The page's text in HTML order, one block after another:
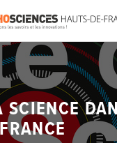
SCIENCE